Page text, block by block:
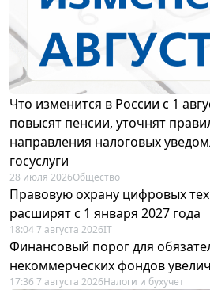
Что изменится в России с 1
повысят пенсии, уточнят
направления налоговых
госуслуги
28 июля 2026Общество
Правовую охрану цифровых
расширят с 1 января 2027 года
18:04 7 августа 2026IT
Финансовый порог для
некоммерческих фондов
17:36 7 августа 2026Налоги и бухучет